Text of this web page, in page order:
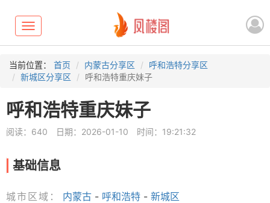
Toggle
navigation
当前位置： 首页 内蒙古分享区
呼和浩特分享区
新城区分享区
呼和浩特重庆妹子
呼和浩特重庆妹子
阅读：640 日期：2026-01-10 时间：19:21:32
基础信息
城市区域： 内蒙古 - 呼和浩特 - 新城区